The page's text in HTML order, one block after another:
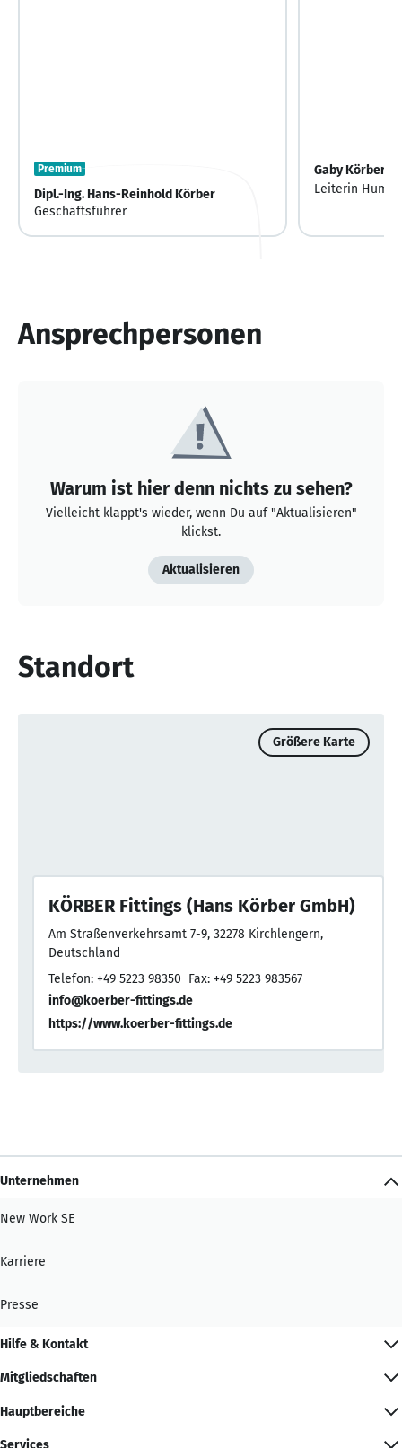
Premium
Dipl.-Ing. Hans-Reinhold Körber
Geschäftsführer
Gaby Körber
Leiterin
Ansprechpersonen
Warum ist hier denn nichts zu sehen?
Vielleicht klappt's wieder, wenn Du auf "Aktualisieren"
klickst.
Aktualisieren
Standort
Größere Karte
KÖRBER Fittings (Hans Körber GmbH)
Am Straßenverkehrsamt 7-9, 32278 Kirchlengern,
Deutschland
Telefon: +49 5223 98350 Fax: +49 5223 983567
info@koerber-fittings.de
https://www.koerber-fittings.de
Unternehmen
New Work SE
Karriere
Presse
Hilfe & Kontakt
Mitgliedschaften
Hauptbereiche